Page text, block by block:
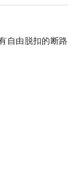
自由脱扣的断路